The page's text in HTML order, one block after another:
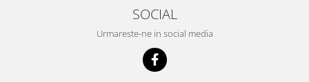
SOCIAL
Urmareste-ne in social media